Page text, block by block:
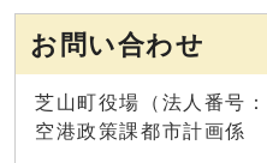
お問い合わせ
芝山町役場（法人番号
空港政策課都市計画係